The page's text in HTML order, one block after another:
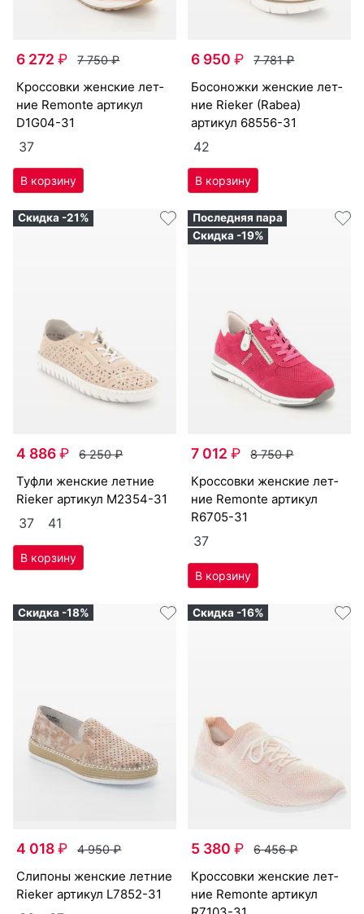
6 272₽ 7 750₽
крос­совки женс­кие лет­
ние Re­mon­te артикул
D1G04-31
37
6 950₽ 7 781₽
бо­сонож­ки женс­кие лет­
ние Ri­eker (Ra­bea)
артикул 68556-31
42
Скидка -21%
4 886₽ 6 250₽
туф­ли женс­кие лет­ние
Ri­eker артикул M2354-31
37 41
Последняя пара
Скидка -19%
7 012₽ 8 750₽
крос­совки женс­кие лет­
ние Re­mon­te артикул
R6705-31
37
Скидка -18%
4 018₽ 4 950₽
сли­поны женс­кие лет­ние
Ri­eker артикул L7852-31
Скидка -16%
5 380₽ 6 456₽
крос­совки женс­кие лет­
ние Re­mon­te артикул